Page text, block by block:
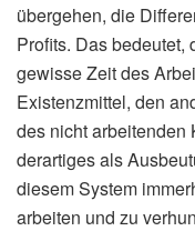
übergehen, die
Profits. Das bedeutet,
gewisse Zeit des
Existenzmittel, den
des nicht arbeitenden
derartiges als
diesem System
arbeiten und zu